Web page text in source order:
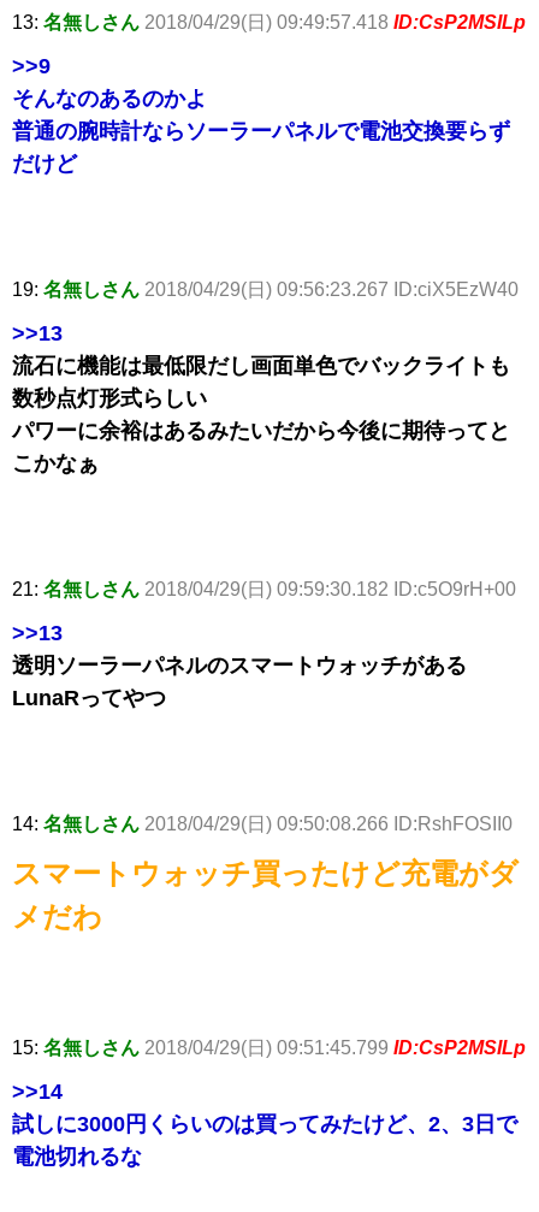
13: 名無しさん 2018/04/29(日) 09:49:57.418 ID:CsP2MSILp
>>9
そんなのあるのかよ
普通の腕時計ならソーラーパネルで電池交換要らず
だけど
19: 名無しさん 2018/04/29(日) 09:56:23.267 ID:ciX5EzW40
>>13
流石に機能は最低限だし画面単色でバックライトも
数秒点灯形式らしい
パワーに余裕はあるみたいだから今後に期待ってと
こかなぁ
21: 名無しさん 2018/04/29(日) 09:59:30.182 ID:c5O9rH+00
>>13
透明ソーラーパネルのスマートウォッチがある
LunaRってやつ
14: 名無しさん 2018/04/29(日) 09:50:08.266 ID:RshFOSII0
スマートウォッチ買ったけど充電がダ
メだわ
15: 名無しさん 2018/04/29(日) 09:51:45.799 ID:CsP2MSILp
>>14
試しに3000円くらいのは買ってみたけど、2、3日で
電池切れるな